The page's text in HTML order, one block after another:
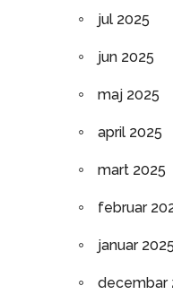
jul 2025
jun 2025
maj 2025
april 2025
mart 2025
februar
januar 2025
decembar